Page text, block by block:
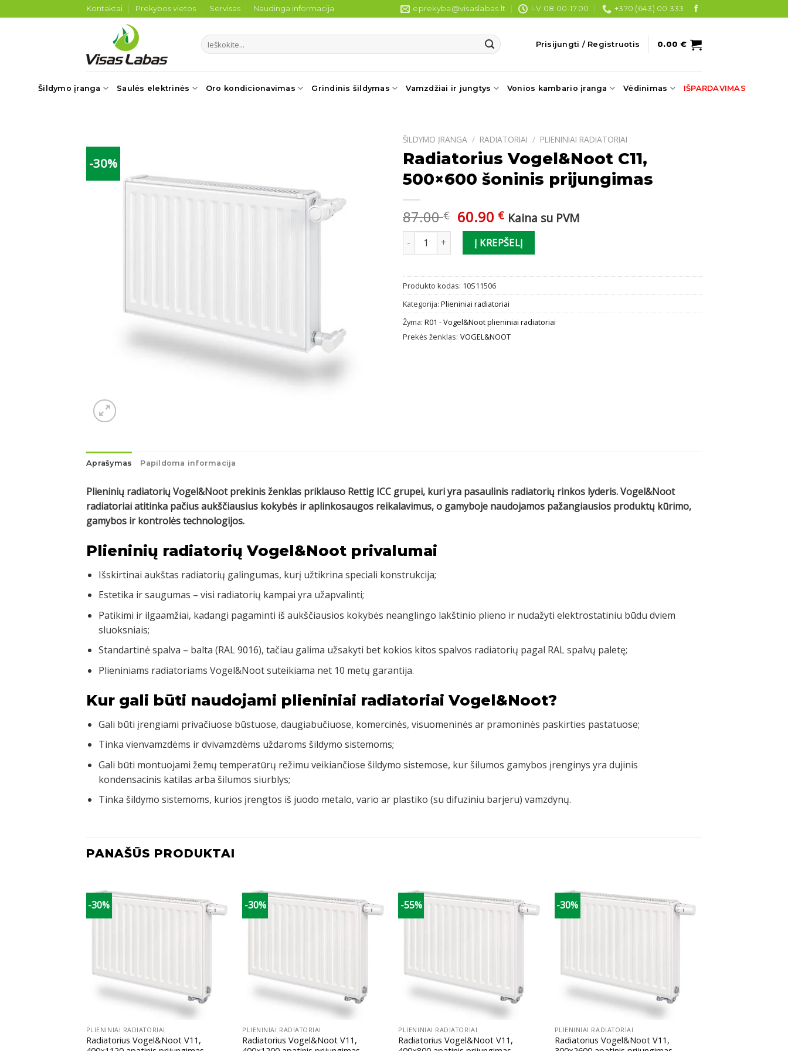
to
Kontaktai Prekybos vietos Servisas Naudinga informacija eprekyba@visaslabas.lt I-V 08.00-17.00 +370 (643) 00 333
Ieškoti: Prisijungti / Registruotis 0.00€
Šildymo įranga Saulės elektrinės Oro kondicionavimas Grindinis šildymas Vamzdžiai ir jungtys Vonios kambario įranga Vėdinimas IŠPARDAVIMAS
-30%
ŠILDYMO ĮRANGA / RADIATORIAI / PLIENINIAI RADIATORIAI
Radiatorius Vogel&Noot C11,
500×600 šoninis prijungimas
87.00€ Original
price
was:
87.00 €.
60.90 €Current
price
is:
60.90 €.
Kaina su PVM
produkto kiekis: Radiatorius Vogel&Noot C11, 500x600 šoninis prijungimas
Į KREPŠELĮ
Produkto kodas: 10S11506
Kategorija: Plieniniai radiatoriai
Žyma: R01 - Vogel&Noot plieniniai radiatoriai
Prekės ženklas: VOGEL&NOOT
Aprašymas Papildoma informacija
Plieninių radiatorių Vogel&Noot prekinis ženklas priklauso Rettig ICC grupei, kuri yra pasaulinis radiatorių rinkos lyderis. Vogel&Noot
radiatoriai atitinka pačius aukščiausius kokybės ir aplinkosaugos reikalavimus, o gamyboje naudojamos pažangiausios produktų kūrimo,
gamybos ir kontrolės technologijos.
Plieninių radiatorių Vogel&Noot privalumai
Išskirtinai aukštas radiatorių galingumas, kurį užtikrina speciali konstrukcija;
Estetika ir saugumas – visi radiatorių kampai yra užapvalinti;
Patikimi ir ilgaamžiai, kadangi pagaminti iš aukščiausios kokybės neanglingo lakštinio plieno ir nudažyti elektrostatiniu būdu dviem
sluoksniais;
Standartinė spalva – balta (RAL 9016), tačiau galima užsakyti bet kokios kitos spalvos radiatorių pagal RAL spalvų paletę;
Plieniniams radiatoriams Vogel&Noot suteikiama net 10 metų garantija.
Kur gali būti naudojami plieniniai radiatoriai Vogel&Noot?
Gali būti įrengiami privačiuose būstuose, daugiabučiuose, komercinės, visuomeninės ar pramoninės paskirties pastatuose;
Tinka vienvamzdėms ir dvivamzdėms uždaroms šildymo sistemoms;
Gali būti montuojami žemų temperatūrų režimu veikiančiose šildymo sistemose, kur šilumos gamybos įrenginys yra dujinis
kondensacinis katilas arba šilumos siurblys;
Tinka šildymo sistemoms, kurios įrengtos iš juodo metalo, vario ar plastiko (su difuziniu barjeru) vamzdynų.
PANAŠŪS PRODUKTAI
-30%
PLIENINIAI RADIATORIAI
Radiatorius Vogel&Noot V11,
-30%
PLIENINIAI RADIATORIAI
Radiatorius Vogel&Noot V11,
-55%
PLIENINIAI RADIATORIAI
Radiatorius Vogel&Noot V11,
-30%
PLIENINIAI RADIATORIAI
Radiatorius Vogel&Noot V11,